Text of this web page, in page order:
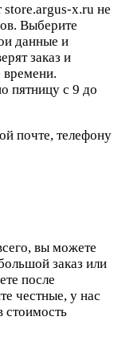
store.argus-x.ru не
Выберите
данные и
заказ и
времени.
пятницу с 9 до
почте, телефону
вы можете
заказ или
после
честные, у нас
стоимость